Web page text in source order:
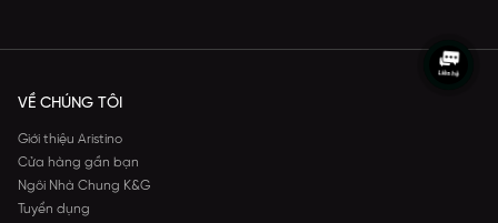
VỀ CHÚNG TÔI
Giới thiệu Aristino
Cửa hàng gần bạn
Ngôi Nhà Chung K&G
Tuyển dụng